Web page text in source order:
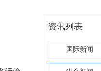
资讯列表
国际新闻